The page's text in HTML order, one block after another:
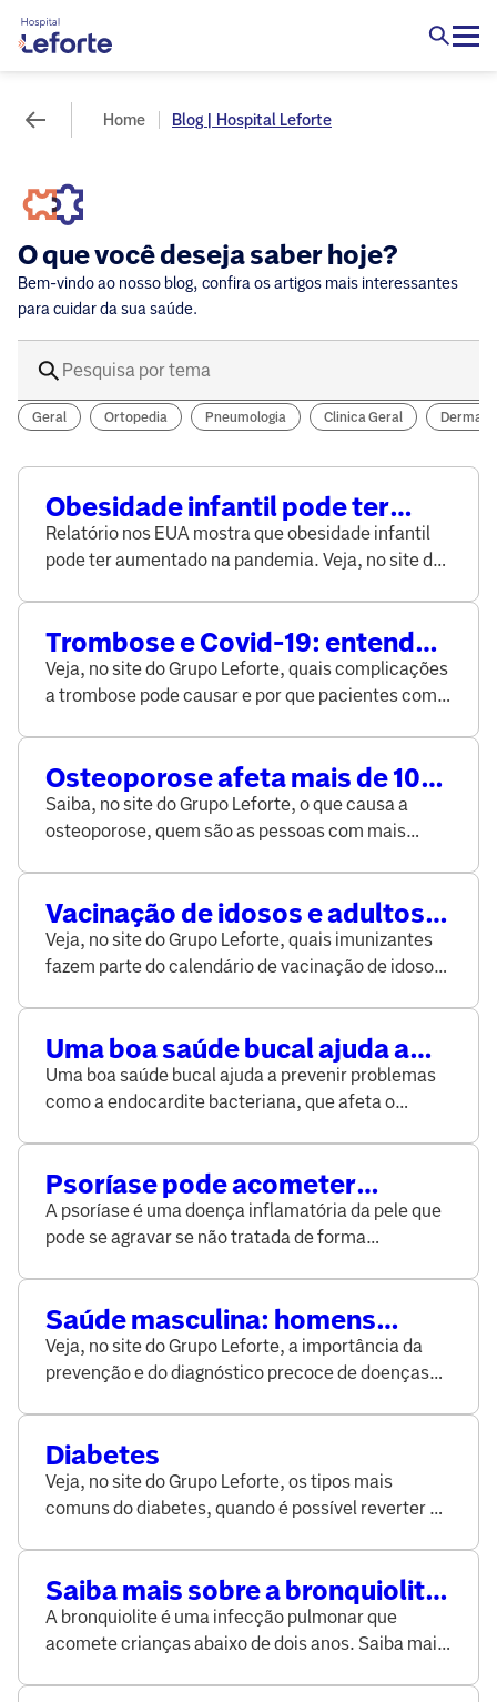
Home Blog | Hospital Leforte
O que você deseja saber hoje?
Bem-vindo ao nosso blog, confira os artigos mais interessantes
para cuidar da sua saúde.
Geral Ortopedia Pneumologia Clinica Geral
Obesidade infantil pode ter
aumentado desde o início da
pandemia de Covid-19
Relatório nos EUA mostra que obesidade infantil
pode ter aumentado na pandemia. Veja, no site do
Trombose e Covid-19: entenda
qual a relação entre as duas
doenças e como driblar os
Veja, no site do Grupo Leforte, quais complicações
a trombose pode causar e por que pacientes com
Osteoporose afeta mais de 10
milhões de brasileiros e é uma
das principais causas de
Saiba, no site do Grupo Leforte, o que causa a
osteoporose, quem são as pessoas com mais
Vacinação de idosos e adultos:
saiba quais são as principais
vacinas recomendadas
Veja, no site do Grupo Leforte, quais imunizantes
fazem parte do calendário de vacinação de idosos
Uma boa saúde bucal ajuda a
prevenir e evitar o agravamento
de vários problemas
Uma boa saúde bucal ajuda a prevenir problemas
como a endocardite bacteriana, que afeta o
Psoríase pode acometer
também as articulações, saiba
mais sobre a doença
A psoríase é uma doença inflamatória da pele que
pode se agravar se não tratada de forma
Saúde masculina: homens
precisam ficar atentos à
prevenção e diagnóstico
Veja, no site do Grupo Leforte, a importância da
prevenção e do diagnóstico precoce de doenças
Diabetes
Veja, no site do Grupo Leforte, os tipos mais
comuns do diabetes, quando é possível reverter e
Saiba mais sobre a bronquiolite,
doença que afeta bebês
A bronquiolite é uma infecção pulmonar que
acomete crianças abaixo de dois anos. Saiba mais